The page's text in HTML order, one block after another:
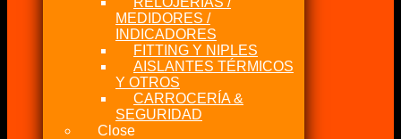
MEDIDORES /
INDICADORES
FITTING Y NIPLES
AISLANTES TÉRMICOS
Y OTROS
CARROCERÍA &
SEGURIDAD
Close